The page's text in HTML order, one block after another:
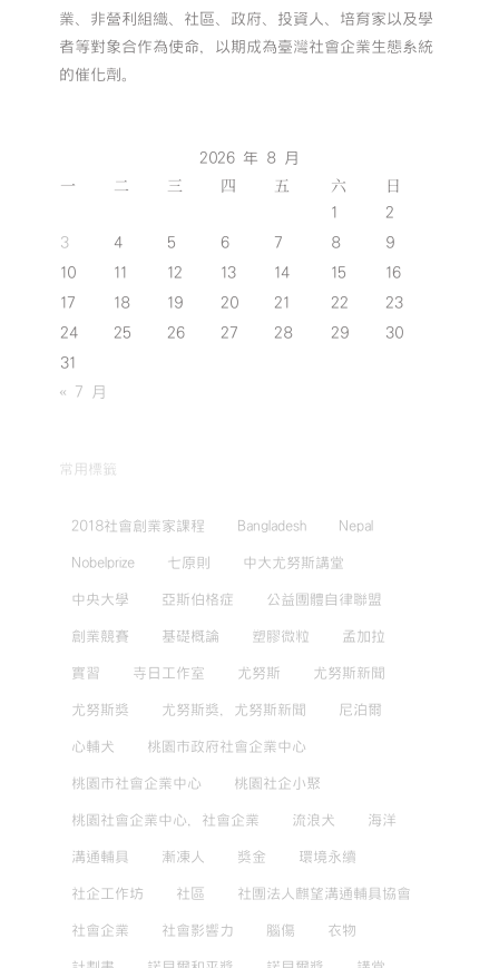
業、非營利組織、社區、政府、投資人、培育家以及學
者等對象合作為使命，以期成為臺灣社會企業生態系統
的催化劑。
2026 年 8 月
一 二 三 四 五 六 日
1
2
3
4 5 6 7 8
9
10
11 12 13 14 15
16
17
18 19 20 21 22
23
24
25 26 27 28 29
30
31
« 7 月
常用標籤
2018社會創業家課程 Bangladesh Nepal
Nobelprize 七原則 中大尤努斯講堂
中央大學 亞斯伯格症 公益團體自律聯盟
創業競賽 基礎概論 塑膠微粒 孟加拉
實習 寺日工作室 尤努斯 尤努斯新聞
尤努斯獎 尤努斯獎，尤努斯新聞 尼泊爾
心輔犬 桃園市政府社會企業中心
桃園市社會企業中心 桃園社企小聚
桃園社會企業中心，社會企業 流浪犬 海洋
溝通輔具 漸凍人 獎金 環境永續
社企工作坊 社區 社團法人麒望溝通輔具協會
社會企業 社會影響力 腦傷 衣物